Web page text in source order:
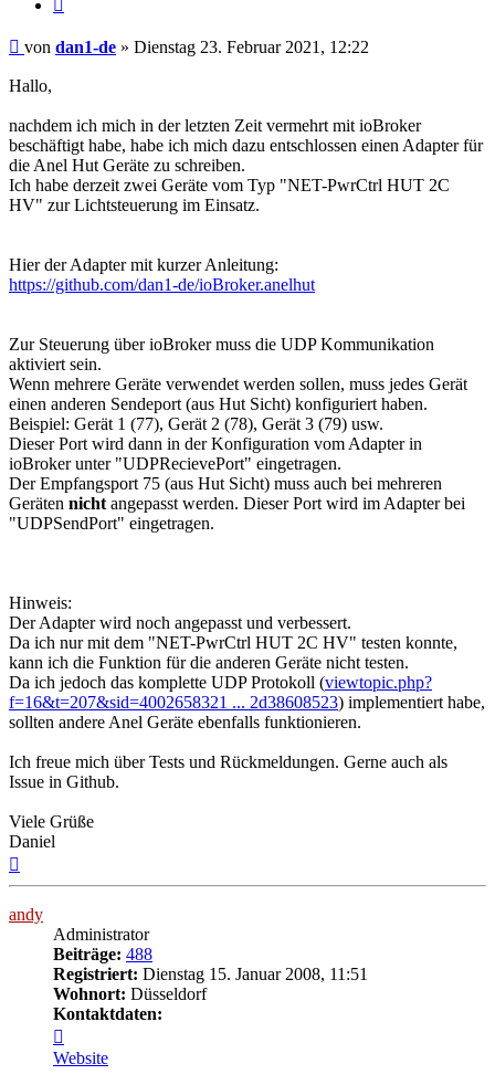
Beitrag
von dan1-de » Dienstag 23. Februar 2021, 12:22
Hallo,
nachdem ich mich in der letzten Zeit vermehrt mit ioBroker
beschäftigt habe, habe ich mich dazu entschlossen einen Adapter für
die Anel Hut Geräte zu schreiben.
Ich habe derzeit zwei Geräte vom Typ "NET-PwrCtrl HUT 2C
HV" zur Lichtsteuerung im Einsatz.
Hier der Adapter mit kurzer Anleitung:
https://github.com/dan1-de/ioBroker.anelhut
Zur Steuerung über ioBroker muss die UDP Kommunikation
aktiviert sein.
Wenn mehrere Geräte verwendet werden sollen, muss jedes Gerät
einen anderen Sendeport (aus Hut Sicht) konfiguriert haben.
Beispiel: Gerät 1 (77), Gerät 2 (78), Gerät 3 (79) usw.
Dieser Port wird dann in der Konfiguration vom Adapter in
ioBroker unter "UDPRecievePort" eingetragen.
Der Empfangsport 75 (aus Hut Sicht) muss auch bei mehreren
Geräten nicht angepasst werden. Dieser Port wird im Adapter bei
"UDPSendPort" eingetragen.
Hinweis:
Der Adapter wird noch angepasst und verbessert.
Da ich nur mit dem "NET-PwrCtrl HUT 2C HV" testen konnte,
kann ich die Funktion für die anderen Geräte nicht testen.
Da ich jedoch das komplette UDP Protokoll (viewtopic.php?
f=16&t=207&sid=4002658321 ... 2d38608523) implementiert habe,
sollten andere Anel Geräte ebenfalls funktionieren.
Ich freue mich über Tests und Rückmeldungen. Gerne auch als
Issue in Github.
Viele Grüße
Daniel
andy
Administrator
Beiträge: 488
Registriert: Dienstag 15. Januar 2008, 11:51
Wohnort: Düsseldorf
Kontaktdaten:
von
andy
Website